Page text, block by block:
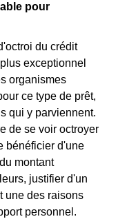
pour
du crédit
exceptionnel
organismes
ce type de prêt,
qui y parviennent.
de se voir octroyer
bénéficier d'une
montant
justifier d'un
une des raisons
personnel.